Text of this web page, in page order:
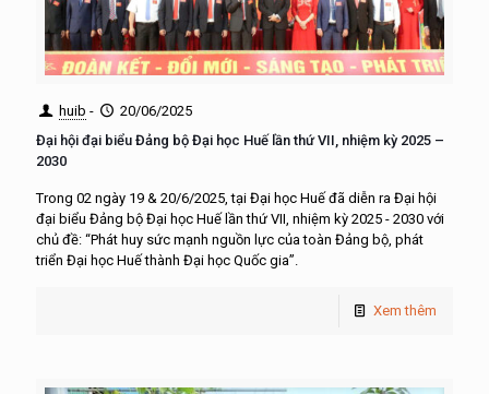
huib -
20/06/2025
Đại hội đại biểu Đảng bộ Đại học Huế lần thứ VII, nhiệm kỳ 2025 –
2030
Trong 02 ngày 19 & 20/6/2025, tại Đại học Huế đã diễn ra Đại hội
đại biểu Đảng bộ Đại học Huế lần thứ VII, nhiệm kỳ 2025 - 2030 với
chủ đề: “Phát huy sức mạnh nguồn lực của toàn Đảng bộ, phát
triển Đại học Huế thành Đại học Quốc gia”.
Xem thêm